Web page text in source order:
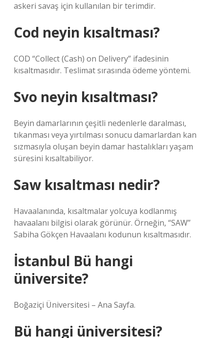
askeri savaş için kullanılan bir terimdir.
Cod neyin kısaltması?
COD “Collect (Cash) on Delivery” ifadesinin
kısaltmasıdır. Teslimat sırasında ödeme yöntemi.
Svo neyin kısaltması?
Beyin damarlarının çeşitli nedenlerle daralması,
tıkanması veya yırtılması sonucu damarlardan kan
sızmasıyla oluşan beyin damar hastalıkları yaşam
süresini kısaltabiliyor.
Saw kısaltması nedir?
Havaalanında, kısaltmalar yolcuya kodlanmış
havaalanı bilgisi olarak görünür. Örneğin, “SAW”
Sabiha Gökçen Havaalanı kodunun kısaltmasıdır.
İstanbul Bü hangi
üniversite?
Boğaziçi Üniversitesi – Ana Sayfa.
Bü hangi üniversitesi?